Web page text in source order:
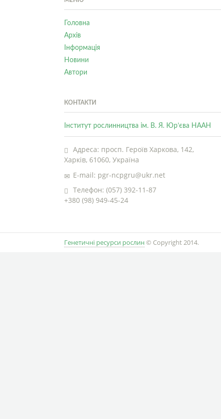
Головна
Архів
Інформація
Новини
Автори
КОНТАКТИ
Інститут рослинництва ім. В. Я. Юр’єва НААН
Адреса: просп. Героїв Харкова, 142,
Харків, 61060, Україна
E-mail: pgr-ncpgru@ukr.net
Телефон: (057) 392-11-87
+380 (98) 949-45-24
Генетичні ресурси рослин © Copyright 2014.